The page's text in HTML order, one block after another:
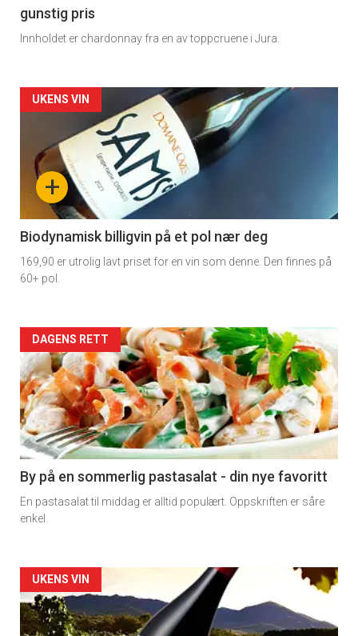
gunstig pris
Innholdet er chardonnay fra en av toppcruene i Jura.
Forsiden
akkurat
nå
4
+
UKENS VIN
Biodynamisk billigvin på et pol nær deg
169,90 er utrolig lavt priset for en vin som denne. Den finnes på
60+ pol.
Forsiden
akkurat
nå
-
5
DAGENS RETT
By på en sommerlig pastasalat - din nye favoritt
En pastasalat til middag er alltid populært. Oppskriften er såre
enkel.
Forsiden
akkurat
UKENS VIN